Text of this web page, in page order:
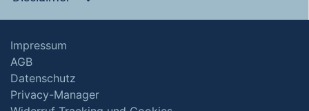
Impressum
AGB
Datenschutz
Privacy-Manager